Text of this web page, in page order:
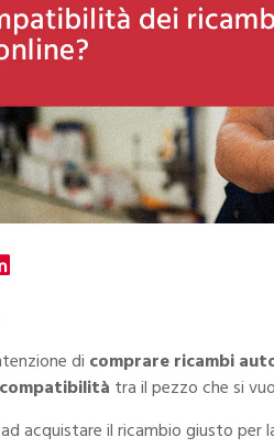
di comprare ricambi
tra il pezzo che si
acquistare il ricambio giusto per